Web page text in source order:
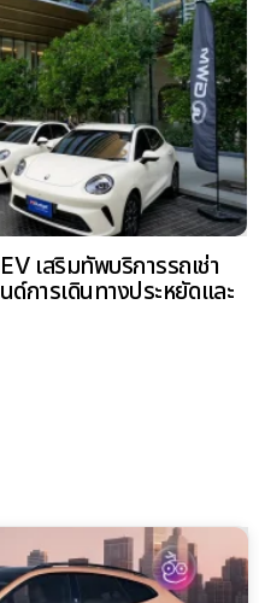
เสริมทัพบริการรถเช่า
การเดินทางประหยัดและ